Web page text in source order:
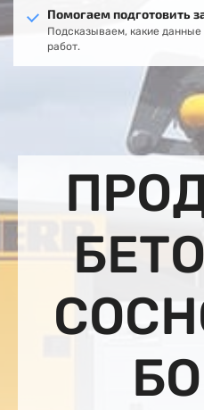
Помогаем подготовить
Подсказываем, какие
работ.